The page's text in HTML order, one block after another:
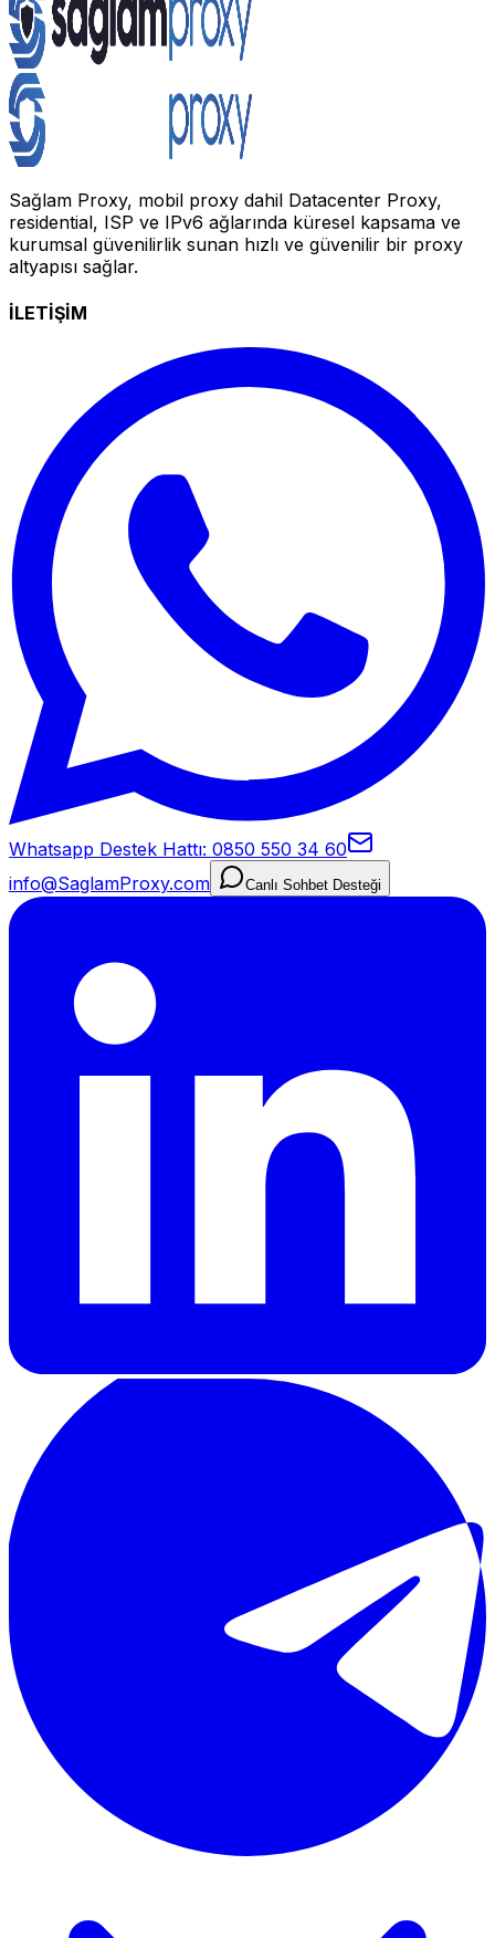
Sağlam Proxy, mobil proxy dahil Datacenter Proxy,
residential, ISP ve IPv6 ağlarında küresel kapsama ve
kurumsal güvenilirlik sunan hızlı ve güvenilir bir proxy
altyapısı sağlar.
İLETİŞİM
Whatsapp Destek Hattı: 0850 550 34 60
info@SaglamProxy.com
Canlı Sohbet Desteği